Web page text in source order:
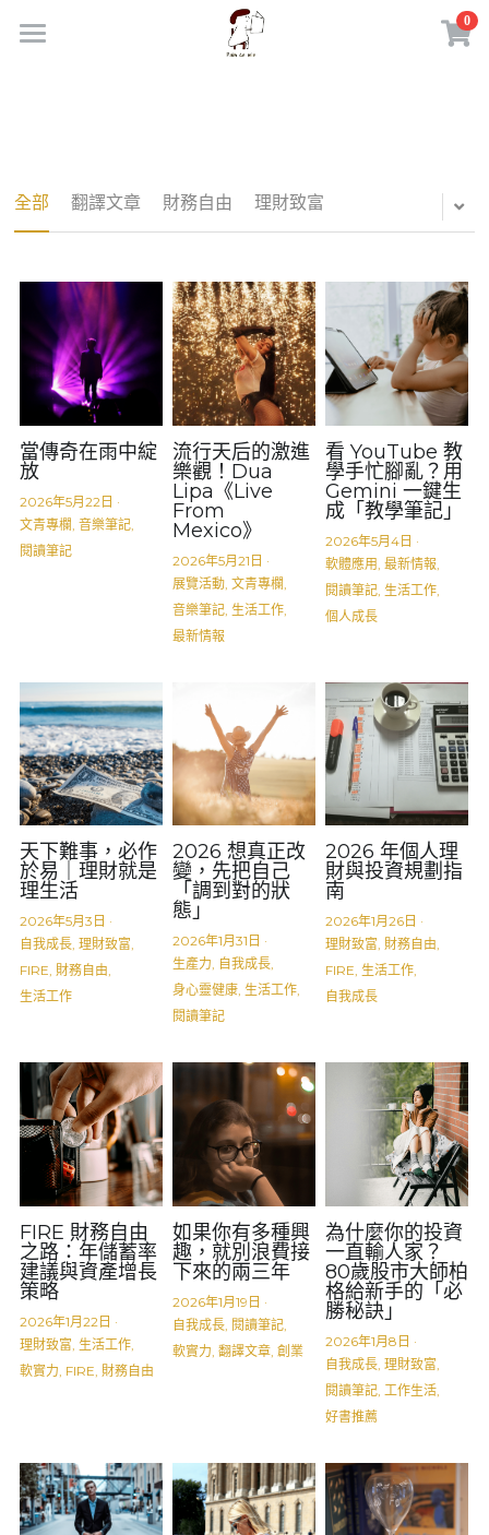
0
胖多米咖啡館
聯繫我們
外部連結
電腦職人｜東東嚴選
理財致富｜陪伴服務
胖多米手機LINE社群
登錄
實體門市
全部 翻譯文章 財務自由 理財致富
當傳奇在雨中綻
放
2026年5月22日 ·
文青專欄, 音樂筆記,
閱讀筆記
流行天后的激進
樂觀！Dua
Lipa《Live
From
Mexico》
2026年5月21日 ·
展覽活動, 文青專欄,
音樂筆記, 生活工作,
最新情報
看 YouTube 教
學手忙腳亂？用
Gemini 一鍵生
成「教學筆記」
2026年5月4日 ·
軟體應用, 最新情報,
閱讀筆記, 生活工作,
個人成長
天下難事，必作
於易｜理財就是
理生活
2026年5月3日 ·
自我成長, 理財致富,
FIRE, 財務自由,
生活工作
2026 想真正改
變，先把自己
「調到對的狀
態」
2026年1月31日 ·
生產力, 自我成長,
身心靈健康, 生活工作,
閱讀筆記
2026 年個人理
財與投資規劃指
南
2026年1月26日 ·
理財致富, 財務自由,
FIRE, 生活工作,
自我成長
FIRE 財務自由
之路：年儲蓄率
建議與資產增長
策略
2026年1月22日 ·
理財致富, 生活工作,
軟實力, FIRE, 財務自由
如果你有多種興
趣，就別浪費接
下來的兩三年
2026年1月19日 ·
自我成長, 閱讀筆記,
軟實力, 翻譯文章, 創業
為什麼你的投資
一直輸人家？
80歲股市大師柏
格給新手的「必
勝秘訣」
2026年1月8日 ·
自我成長, 理財致富,
閱讀筆記, 工作生活,
好書推薦
×
商品分類